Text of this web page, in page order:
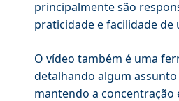
principalmente são
praticidade e facilidade de
O vídeo também é uma
detalhando algum
mantendo a concentração